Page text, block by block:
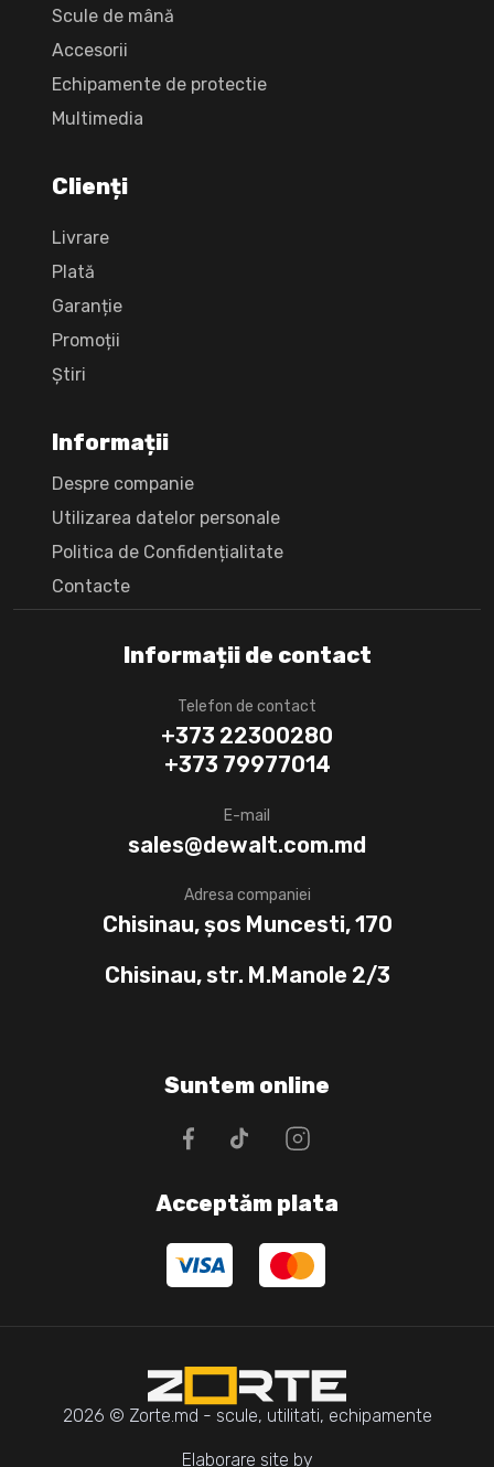
Informații de contact
Telefon de contact
+373 22300280
+373 79977014
E-mail
sales@dewalt.com.md
Adresa companiei
Chisinau, șos Muncesti, 170
Chisinau, str. M.Manole 2/3
Scule de mână
Accesorii
Echipamente de protectie
Multimedia
Clienți
Livrare
Plată
Garanție
Promoții
Știri
Informații
Despre companie
Utilizarea datelor personale
Politica de Confidențialitate
Сontacte
Suntem online
Acceptăm plata
2026 © Zorte.md - scule, utilitati, echipamente
Elaborare site by